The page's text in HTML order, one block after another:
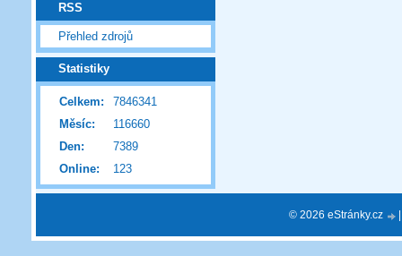
RSS
Přehled zdrojů
Statistiky
Online: 123
Celkem:
7846341
Měsíc:
116660
Den:
7389
© 2026 eStránky.cz